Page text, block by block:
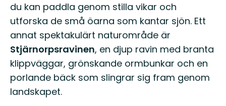
du kan paddla genom stilla vikar och
utforska de små öarna som kantar sjön. Ett
annat spektakulärt naturområde är
Stjärnorpsravinen, en djup ravin med branta
klippväggar, grönskande ormbunkar och en
porlande bäck som slingrar sig fram genom
landskapet.